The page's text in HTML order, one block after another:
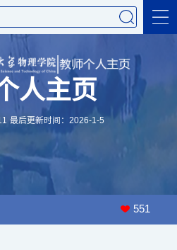
科研方向
论文发表
人主页
最后更新时间： 2026-1-5
551